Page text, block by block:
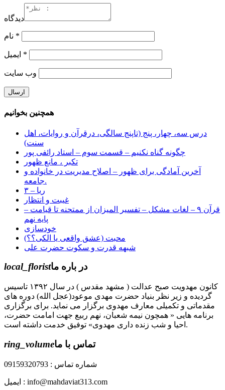
دیدگاه
*
*
وب‌ سایت
همچنین بخوانیم
درس سه، چهار، پنج (تاپنج سالگی، درقرآن و روایات، اهل
سنت)
چگونه گناه نکنیم – قسمت سوم – استاد رائفی پور
تکبر ، مانع ظهور
آخرین آمادگی برای ظهور – اصلاح مدیریت در خانواده و
جامعه.
ریا – ۳
غیبت و انتظار
قرآن ۹ – لغات مشکل – تفسیر المیزان از ممتحنه تا قیامت –
پایه نهم
خودسازی
محبت (عشق واقعی یا الکی؟؟)
شبهه قدرت و سکوت حضرت علی
local_floristدر باره ما
کانون مهدویت صبح عدالت ( مشهد مقدس ) در سال ۱۳۹۲ تاسیس
گردیده و زیر نظر بنیاد حضرت مهدی موعود(عجل الله) دوره های
مقدماتی و تکمیلی معارف مهدوی برگزار می نماید. برای برگزاری
برنامه هایی « همچون نیمه شعبان، نهم ربیع جهت امامت حضرت،
احیا و شب زنده داری مهدوی» توفیق خدمت داشته است.
ring_volumeتماس با ما
شماره تماس : 09159320793
ایمیل : info@mahdaviat313.com